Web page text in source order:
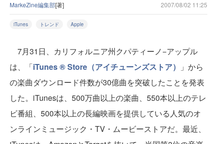
MarkeZine編集部[著] 2007/08/02 11:25
iTunes トレンド Apple
7月31日、カリフォルニア州クパティーノ−アップル
は、「iTunes ® Store（アイチューンズストア）
」から
の楽曲ダウンロード件数が30億曲を突破したことを発表
した。iTunesは、500万曲以上の楽曲、550本以上のテレ
ビ番組、500本以上の長編映画を提供している人気のオ
ンラインミュージック・TV・ムービーストアだ。最近、